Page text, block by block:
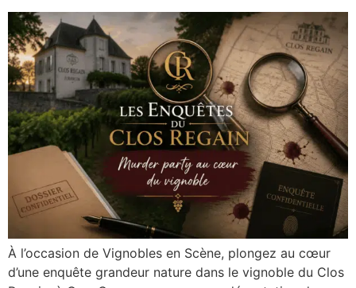
À l’occasion de Vignobles en Scène, plongez au cœur
d’une enquête grandeur nature dans le vignoble du Clos